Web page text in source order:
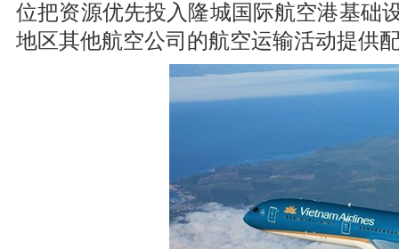
位把资源优先投入隆城国际航空港基础
地区其他航空公司的航空运输活动提供